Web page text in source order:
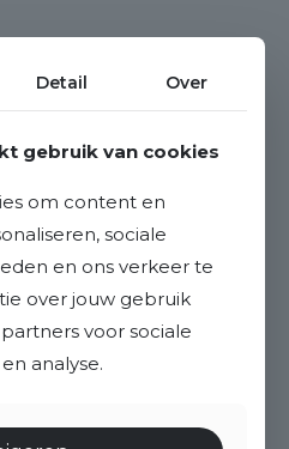
Detail Over
gebruik van cookies
om content en
sociale
en ons verkeer te
over jouw gebruik
voor sociale
analyse.